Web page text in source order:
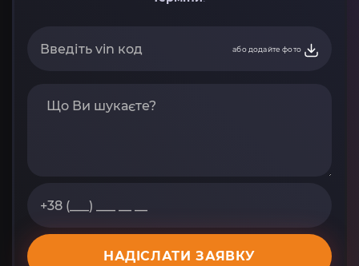
або додайте фото
НАДІСЛАТИ ЗАЯВКУ